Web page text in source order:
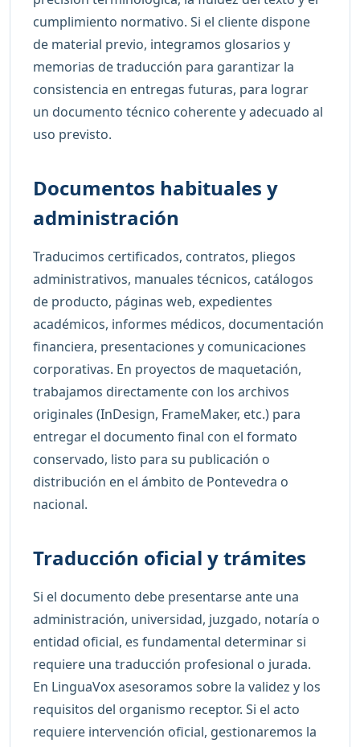
cumplimiento normativo. Si el cliente dispone
de material previo, integramos glosarios y
memorias de traducción para garantizar la
consistencia en entregas futuras, para lograr
un documento técnico coherente y adecuado al
uso previsto.
Documentos habituales y
administración
Traducimos certificados, contratos, pliegos
administrativos, manuales técnicos, catálogos
de producto, páginas web, expedientes
académicos, informes médicos, documentación
financiera, presentaciones y comunicaciones
corporativas. En proyectos de maquetación,
trabajamos directamente con los archivos
originales (InDesign, FrameMaker, etc.) para
entregar el documento final con el formato
conservado, listo para su publicación o
distribución en el ámbito de Pontevedra o
nacional.
Traducción oficial y trámites
Si el documento debe presentarse ante una
administración, universidad, juzgado, notaría o
entidad oficial, es fundamental determinar si
requiere una traducción profesional o jurada.
En LinguaVox asesoramos sobre la validez y los
requisitos del organismo receptor. Si el acto
requiere intervención oficial, gestionaremos la